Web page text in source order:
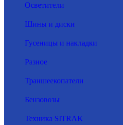
Осветители
Шины и диски
Гусеницы и накладки
Разное
Траншеекопатели
Бензовозы
Техника SITRAK